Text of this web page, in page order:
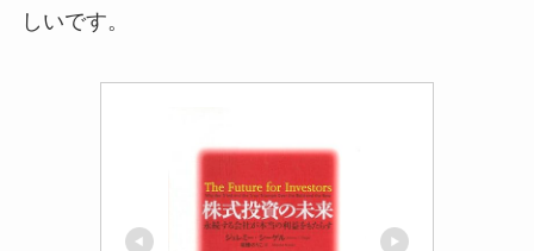
しいです。